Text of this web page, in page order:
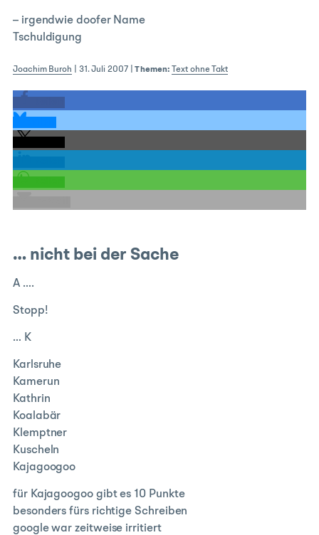
– irgendwie doofer Name
Tschuldigung
Joachim Buroh 31. Juli 2007|Themen: Text ohne Takt
… nicht bei der Sache
A ….
Stopp!
… K
Karlsruhe
Kamerun
Kathrin
Koalabär
Klemptner
Kuscheln
Kajagoogoo
für Kajagoogoo gibt es 10 Punkte
besonders fürs richtige Schreiben
google war zeitweise irritiert